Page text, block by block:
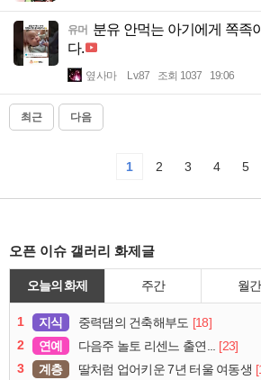
유머 분유 안먹는 아기에게 쪽족
다.
옆사마 Lv.87 조회 1037 19:06
최근 다음
1 2 3 4 5
오픈 이슈 갤러리 화제글
오늘의 화제 주간 월간
1 지식 중력댐의 건축해부도 [18]
2
연예 다음주 놀토 리센느 출연... [23]
3
계층 딸처럼 업어키운 7년 터울 여동생